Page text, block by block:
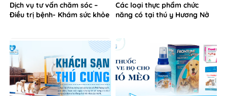
Dịch vụ tư vấn chăm sóc –
Điều trị bệnh- Khám sức khỏe
Các loại thực phẩm chức
năng có tại thú y Hương Nở